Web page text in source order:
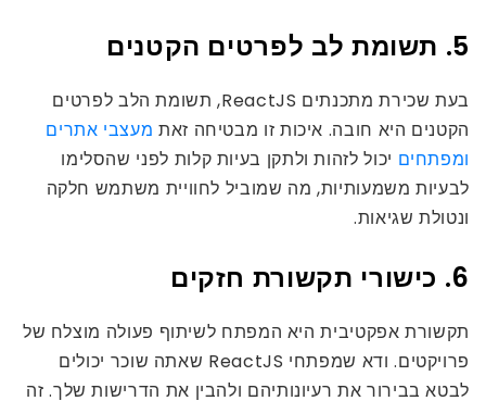
5. תשומת לב לפרטים הקטנים
בעת שכירת מתכנתים ReactJS, תשומת הלב לפרטים
הקטנים היא חובה. איכות זו מבטיחה זאת מעצבי אתרים
ומפתחים יכול לזהות ולתקן בעיות קלות לפני שהסלימו
לבעיות משמעותיות, מה שמוביל לחוויית משתמש חלקה
ונטולת שגיאות.
6. כישורי תקשורת חזקים
תקשורת אפקטיבית היא המפתח לשיתוף פעולה מוצלח של
פרויקטים. ודא שמפתחי ReactJS שאתה שוכר יכולים
לבטא בבירור את רעיונותיהם ולהבין את הדרישות שלך. זה